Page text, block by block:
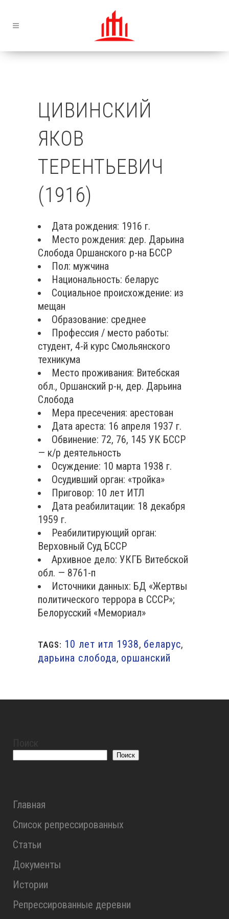
ЦИВИНСКИЙ
ЯКОВ
ТЕРЕНТЬЕВИЧ
(1916)
Дата рождения: 1916 г.
Место рождения: дер. Дарьина
Слобода Оршанского р-на БССР
Пол: мужчина
Национальность: беларус
Социальное происхождение: из
мещан
Образование: среднее
Профессия / место работы:
студент, 4-й курс Смольянского
техникума
Место проживания: Витебская
обл., Оршанский р-н, дер. Дарьина
Слобода
Мера пресечения: арестован
Дата ареста: 16 апреля 1937 г.
Обвинение: 72, 76, 145 УК БССР
— к/р деятельность
Осуждение: 10 марта 1938 г.
Осудивший орган: «тройка»
Приговор: 10 лет ИТЛ
Дата реабилитации: 18 декабря
1959 г.
Реабилитирующий орган:
Верховный Суд БССР
Архивное дело: УКГБ Витебской
обл. — 8761-п
Источники данных: БД «Жертвы
политического террора в СССР»;
Белорусский «Мемориал»
TAGS: 10 лет итл 1938, беларус,
дарьина слобода, оршанский
Поиск
Главная
Список репрессированных
Статьи
Документы
Истории
Репрессированные деревни